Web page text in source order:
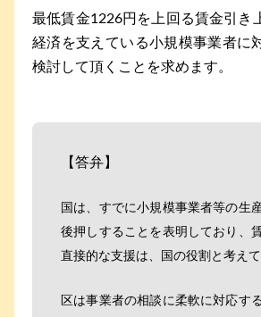
最低賃金1226円を上回る賃金引き
経済を支えている小規模事業者に
検討して頂くことを求めます。
【答弁】
国は、すでに小規模事業者等の生
後押しすることを表明しており、
直接的な支援は、国の役割と考えて
区は事業者の相談に柔軟に対応す